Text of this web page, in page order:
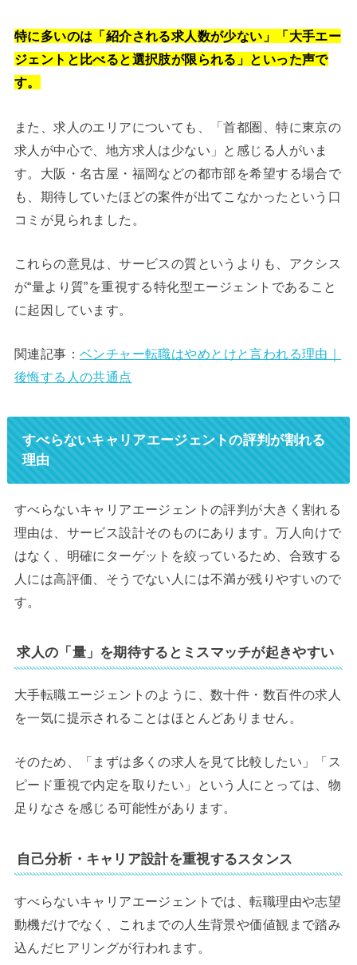
特に多いのは「紹介される求人数が少ない」「大手エー
ジェントと比べると選択肢が限られる」といった声で
す。
また、求人のエリアについても、「首都圏、特に東京の
求人が中心で、地方求人は少ない」と感じる人がいま
す。大阪・名古屋・福岡などの都市部を希望する場合で
も、期待していたほどの案件が出てこなかったという口
コミが見られました。
これらの意見は、サービスの質というよりも、アクシス
が“量より質”を重視する特化型エージェントであること
に起因しています。
関連記事： ベンチャー転職はやめとけと言われる理由｜
後悔する人の共通点
すべらないキャリアエージェントの評判が割れる
理由
すべらないキャリアエージェントの評判が大きく割れる
理由は、サービス設計そのものにあります。万人向けで
はなく、明確にターゲットを絞っているため、合致する
人には高評価、そうでない人には不満が残りやすいので
す。
求人の「量」を期待するとミスマッチが起きやすい
大手転職エージェントのように、数十件・数百件の求人
を一気に提示されることはほとんどありません。
そのため、「まずは多くの求人を見て比較したい」「ス
ピード重視で内定を取りたい」という人にとっては、物
足りなさを感じる可能性があります。
自己分析・キャリア設計を重視するスタンス
すべらないキャリアエージェントでは、転職理由や志望
動機だけでなく、これまでの人生背景や価値観まで踏み
込んだヒアリングが行われます。